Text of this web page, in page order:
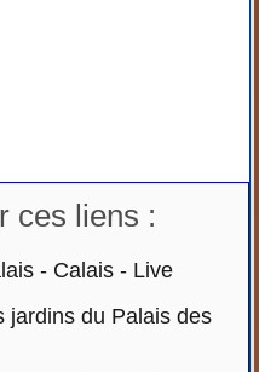
ces liens :
- Calais - Live
jardins du Palais des